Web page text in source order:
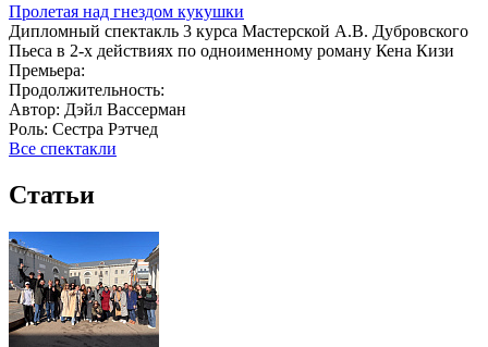
Пролетая над гнездом кукушки
Дипломный спектакль 3 курса Мастерской А.В. Дубровского
Пьеса в 2-х действиях по одноименному роману Кена Кизи
Премьера:
Продолжительность:
Автор: Дэйл Вассерман
Роль: Сестра Рэтчед
Все спектакли
Статьи